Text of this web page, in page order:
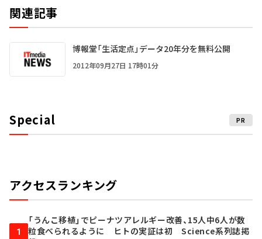
関連記事
博報堂「生活定点」データ20年分を無料公開
2012年09月27日 17時01分
Special PR
アクセスランキング
1
「うんこ移植」でピーナツアレルギー改善、15人中6人が数
粒食べられるように ヒトの実証は初 Science系列誌掲